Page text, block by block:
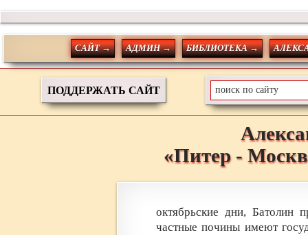
САЙТ → АДМИН → БИБЛИОТЕКА →
ПОДДЕРЖАТЬ САЙТ
«Питер -
октябрьские дни, Батолин
частные почины имеют